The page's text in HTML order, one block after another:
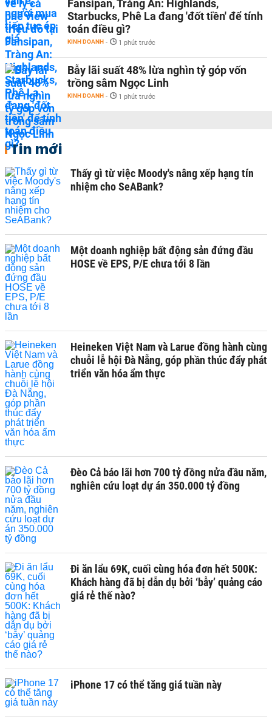
Fansipan, Tràng An: Highlands,
Starbucks, Phê La đang 'đốt tiền' để tính
toán điều gì?
KINH DOANH - 1 phút trước
Bẫy lãi suất 48% lừa nghìn tỷ góp vốn
trồng sâm Ngọc Linh
KINH DOANH - 1 phút trước
Tin mới
Thấy gì từ việc Moody's nâng xếp hạng tín
nhiệm cho SeABank?
Một doanh nghiệp bất động sản đứng đầu
HOSE về EPS, P/E chưa tới 8 lần
Heineken Việt Nam và Larue đồng hành cùng
chuỗi lễ hội Đà Nẵng, góp phần thúc đẩy phát
triển văn hóa ẩm thực
Đèo Cả báo lãi hơn 700 tỷ đồng nửa đầu năm,
nghiên cứu loạt dự án 350.000 tỷ đồng
Đi ăn lẩu 69K, cuối cùng hóa đơn hết 500K:
Khách hàng đã bị dẫn dụ bởi ‘bẫy’ quảng cáo
giá rẻ thế nào?
iPhone 17 có thể tăng giá tuần này